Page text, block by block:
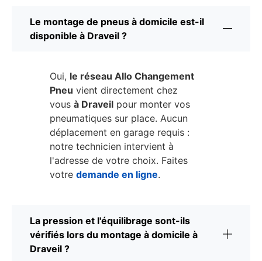
Le montage de pneus à domicile est-il
disponible à Draveil ?
Oui, le réseau Allo Changement
Pneu vient directement chez
vous à Draveil pour monter vos
pneumatiques sur place. Aucun
déplacement en garage requis :
notre technicien intervient à
l'adresse de votre choix. Faites
votre demande en ligne.
La pression et l'équilibrage sont-ils
vérifiés lors du montage à domicile à
Draveil ?